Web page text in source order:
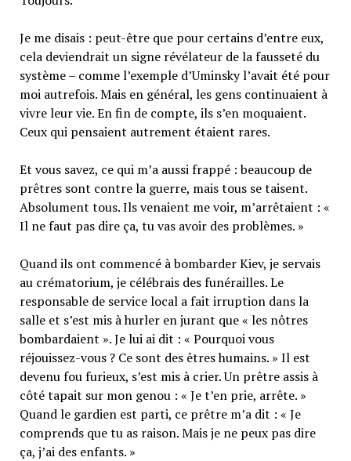
Je me disais : peut-être que pour certains d’entre eux,
cela deviendrait un signe révélateur de la fausseté du
système – comme l’exemple d’Uminsky l’avait été pour
moi autrefois. Mais en général, les gens continuaient à
vivre leur vie. En fin de compte, ils s’en moquaient.
Ceux qui pensaient autrement étaient rares.
Et vous savez, ce qui m’a aussi frappé : beaucoup de
prêtres sont contre la guerre, mais tous se taisent.
Absolument tous. Ils venaient me voir, m’arrêtaient : «
Il ne faut pas dire ça, tu vas avoir des problèmes. »
Quand ils ont commencé à bombarder Kiev, je servais
au crématorium, je célébrais des funérailles. Le
responsable de service local a fait irruption dans la
salle et s’est mis à hurler en jurant que « les nôtres
bombardaient ». Je lui ai dit : « Pourquoi vous
réjouissez-vous ? Ce sont des êtres humains. » Il est
devenu fou furieux, s’est mis à crier. Un prêtre assis à
côté tapait sur mon genou : « Je t’en prie, arrête. »
Quand le gardien est parti, ce prêtre m’a dit : « Je
comprends que tu as raison. Mais je ne peux pas dire
ça, j’ai des enfants. »